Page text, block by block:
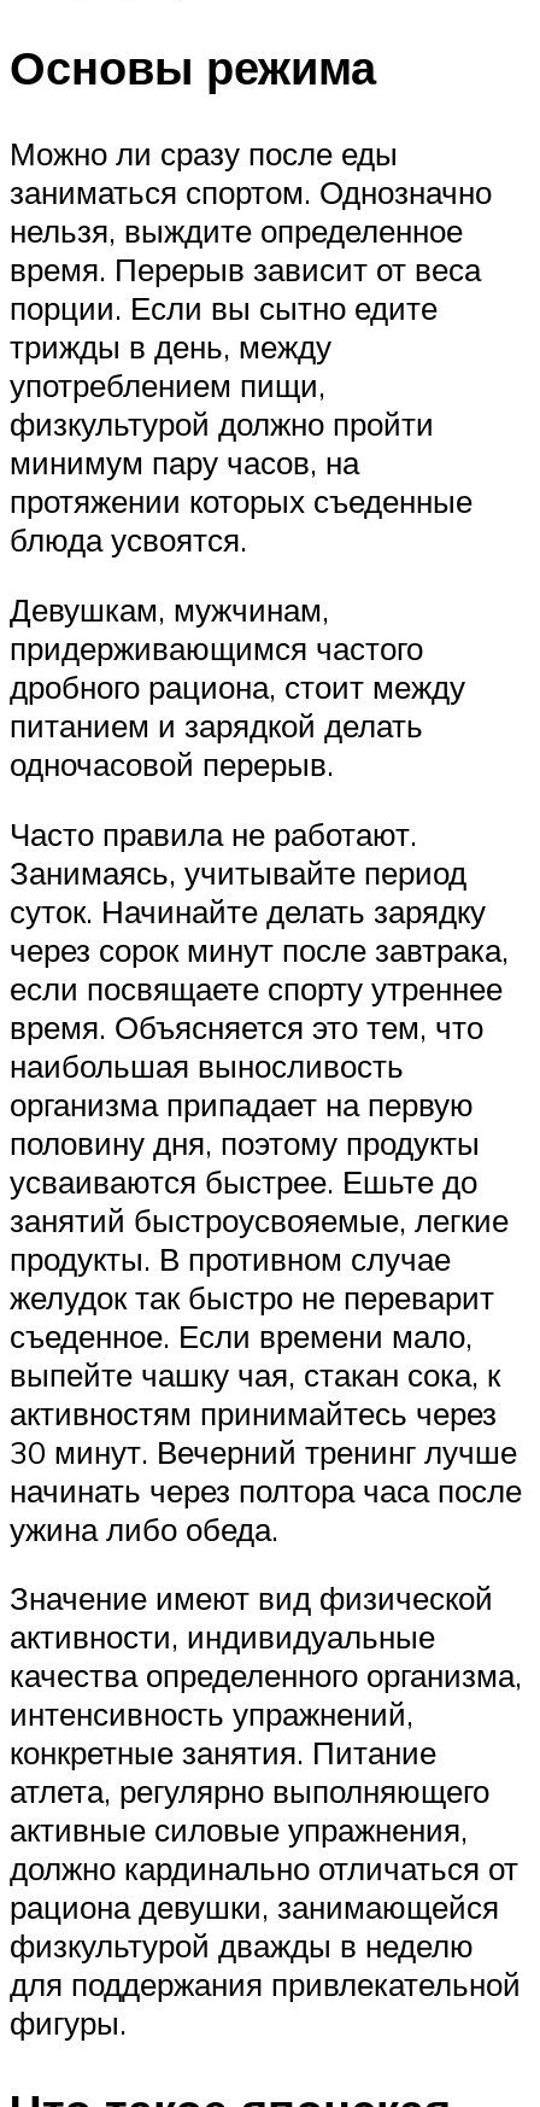
Основы режима
Можно ли сразу после еды
заниматься спортом. Однозначно
нельзя, выждите определенное
время. Перерыв зависит от веса
порции. Если вы сытно едите
трижды в день, между
употреблением пищи,
физкультурой должно пройти
минимум пару часов, на
протяжении которых съеденные
блюда усвоятся.
Девушкам, мужчинам,
придерживающимся частого
дробного рациона, стоит между
питанием и зарядкой делать
одночасовой перерыв.
Часто правила не работают.
Занимаясь, учитывайте период
суток. Начинайте делать зарядку
через сорок минут после завтрака,
если посвящаете спорту утреннее
время. Объясняется это тем, что
наибольшая выносливость
организма припадает на первую
половину дня, поэтому продукты
усваиваются быстрее. Ешьте до
занятий быстроусвояемые, легкие
продукты. В противном случае
желудок так быстро не переварит
съеденное. Если времени мало,
выпейте чашку чая, стакан сока, к
активностям принимайтесь через
30 минут. Вечерний тренинг лучше
начинать через полтора часа после
ужина либо обеда.
Значение имеют вид физической
активности, индивидуальные
качества определенного организма,
интенсивность упражнений,
конкретные занятия. Питание
атлета, регулярно выполняющего
активные силовые упражнения,
должно кардинально отличаться от
рациона девушки, занимающейся
физкультурой дважды в неделю
для поддержания привлекательной
фигуры.